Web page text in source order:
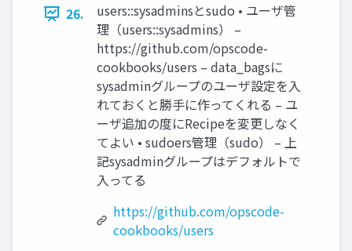
26.
users::sysadminsとsudo • ユーザ管
理（users::sysadmins） –
https://github.com/opscode-
cookbooks/users – data_bagsに
sysadminグループのユーザ設定を入
れておくと勝手に作ってくれる – ユ
ーザ追加の度にRecipeを変更しなく
てよい • sudoers管理（sudo） – 上
記sysadminグループはデフォルトで
入ってる
https://github.com/opscode-
cookbooks/users